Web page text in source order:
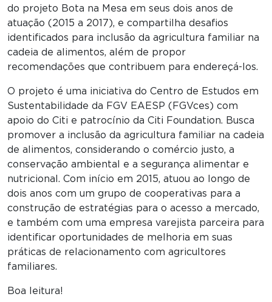
do projeto Bota na Mesa em seus dois anos de
atuação (2015 a 2017), e compartilha desafios
identificados para inclusão da agricultura familiar na
cadeia de alimentos, além de propor
recomendações que contribuem para endereçá-los.
O projeto é uma iniciativa do Centro de Estudos em
Sustentabilidade da FGV EAESP (FGVces) com
apoio do Citi e patrocínio da Citi Foundation. Busca
promover a inclusão da agricultura familiar na cadeia
de alimentos, considerando o comércio justo, a
conservação ambiental e a segurança alimentar e
nutricional. Com início em 2015, atuou ao longo de
dois anos com um grupo de cooperativas para a
construção de estratégias para o acesso a mercado,
e também com uma empresa varejista parceira para
identificar oportunidades de melhoria em suas
práticas de relacionamento com agricultores
familiares.
Boa leitura!